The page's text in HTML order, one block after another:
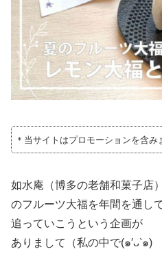
＊当サイトはプロモーションを含み
如水庵（博多の老舗和菓子店）
のフルーツ大福を年間を通し
追っていこうという企画が
ありまして（私の中で(๑′ᴗ‵๑)